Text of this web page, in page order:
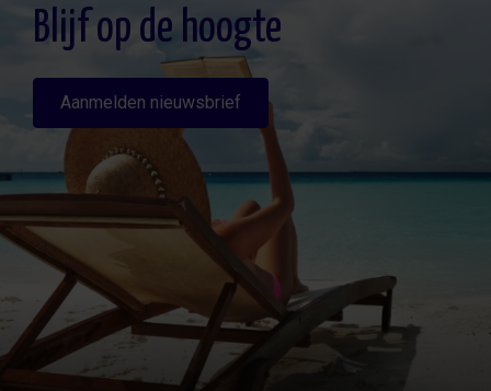
gedetailleerde informatie over gegevensbescherming kan
geraadpleegd
Blijf op de hoogte
Aanmelden nieuwsbrief